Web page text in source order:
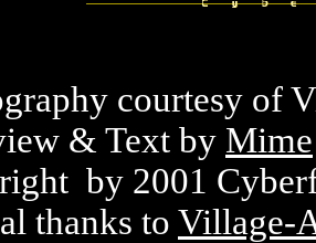
courtesy of
& Text by Mime
by 2001
thanks to Village-